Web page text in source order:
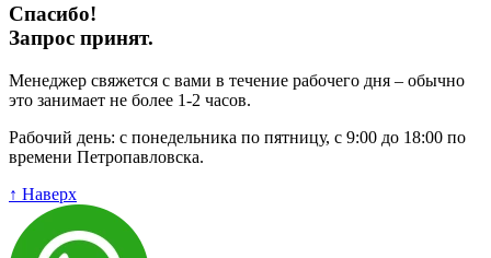
Спасибо!
Запрос принят.
Менеджер свяжется с вами в течение рабочего дня – обычно
это занимает не более 1-2 часов.
Рабочий день: с понедельника по пятницу, с 9:00 до 18:00 по
времени Петропавловска.
↑ Наверх